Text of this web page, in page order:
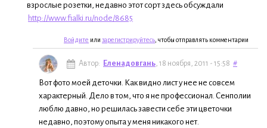
взрослые розетки, недавно этот сорт здесь обсуждали
http://www.fialki.ru/node/8685
Войдите или зарегистрируйтесь , чтобы отправлять комментарии
Автор: Еленадовгань, 18 ноября, 2011 - 15:58 #
Вот фото моей деточки. Как видно лист у нее не совсем
характерный. Дело в том, что я не профессионал. Сенполии
люблю давно, но решилась завести себе эти цветочки
недавно, поэтому опыта у меня никакого нет.